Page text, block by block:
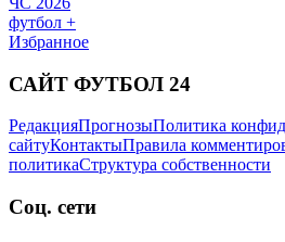
футбол +
Избранное
САЙТ ФУТБОЛ 24
РедакцияПрогнозыПолитика
сайтуКонтактыПравила
политикаСтруктура собственности
Соц. сети